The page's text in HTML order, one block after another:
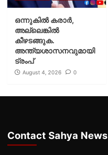
ഒന്നുകില്‍ കരാര്‍,
അല്ലെങ്കില്‍
കീഴടങ്ങുക.
അന്ത്യശാസനവുമായി
ട്രംപ്
August 4, 2026 0
Contact Sahya News